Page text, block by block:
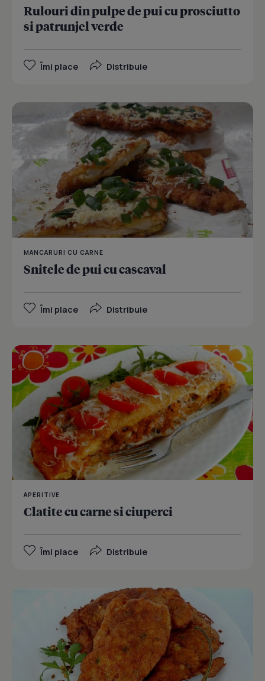
Rulouri din pulpe de pui cu prosciutto
si patrunjel verde
Îmi place Distribuie
MANCARURI CU CARNE
Snitele de pui cu cascaval
Îmi place Distribuie
APERITIVE
Clatite cu carne si ciuperci
Îmi place Distribuie